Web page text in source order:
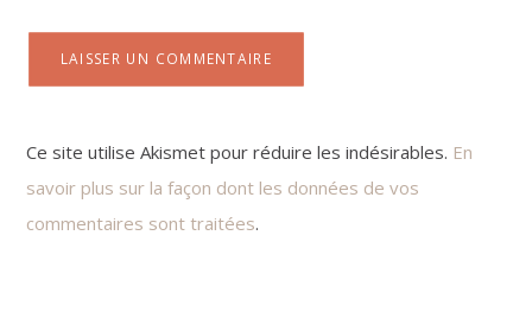
Ce site utilise Akismet pour réduire les indésirables. En
savoir plus sur la façon dont les données de vos
commentaires sont traitées.